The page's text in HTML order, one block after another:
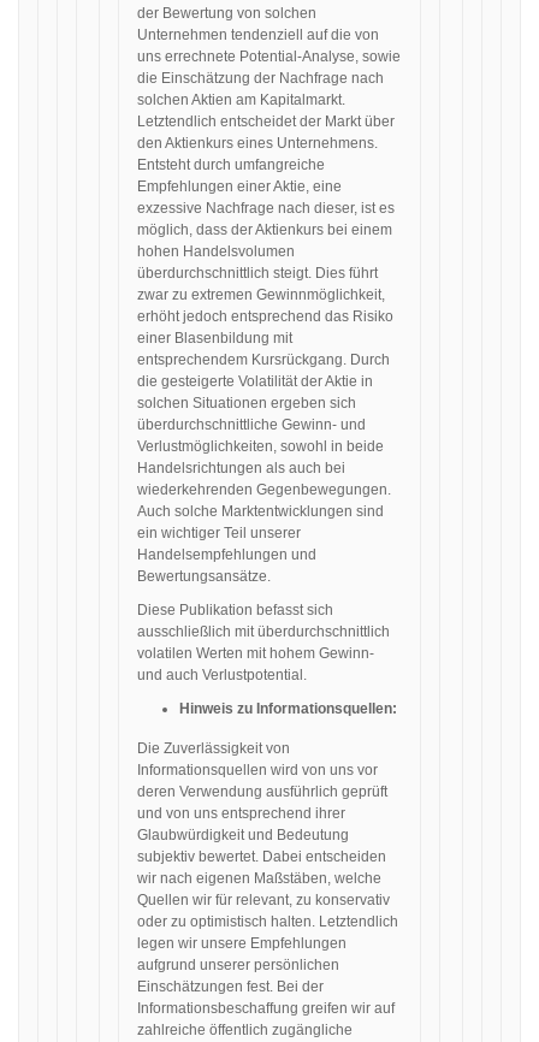
der Bewertung von solchen
Unternehmen tendenziell auf die von
uns errechnete Potential-Analyse, sowie
die Einschätzung der Nachfrage nach
solchen Aktien am Kapitalmarkt.
Letztendlich entscheidet der Markt über
den Aktienkurs eines Unternehmens.
Entsteht durch umfangreiche
Empfehlungen einer Aktie, eine
exzessive Nachfrage nach dieser, ist es
möglich, dass der Aktienkurs bei einem
hohen Handelsvolumen
überdurchschnittlich steigt. Dies führt
zwar zu extremen Gewinnmöglichkeit,
erhöht jedoch entsprechend das Risiko
einer Blasenbildung mit
entsprechendem Kursrückgang. Durch
die gesteigerte Volatilität der Aktie in
solchen Situationen ergeben sich
überdurchschnittliche Gewinn- und
Verlustmöglichkeiten, sowohl in beide
Handelsrichtungen als auch bei
wiederkehrenden Gegenbewegungen.
Auch solche Marktentwicklungen sind
ein wichtiger Teil unserer
Handelsempfehlungen und
Bewertungsansätze.
Diese Publikation befasst sich
ausschließlich mit überdurchschnittlich
volatilen Werten mit hohem Gewinn-
und auch Verlustpotential.
Hinweis zu Informationsquellen:
Die Zuverlässigkeit von
Informationsquellen wird von uns vor
deren Verwendung ausführlich geprüft
und von uns entsprechend ihrer
Glaubwürdigkeit und Bedeutung
subjektiv bewertet. Dabei entscheiden
wir nach eigenen Maßstäben, welche
Quellen wir für relevant, zu konservativ
oder zu optimistisch halten. Letztendlich
legen wir unsere Empfehlungen
aufgrund unserer persönlichen
Einschätzungen fest. Bei der
Informationsbeschaffung greifen wir auf
zahlreiche öffentlich zugängliche